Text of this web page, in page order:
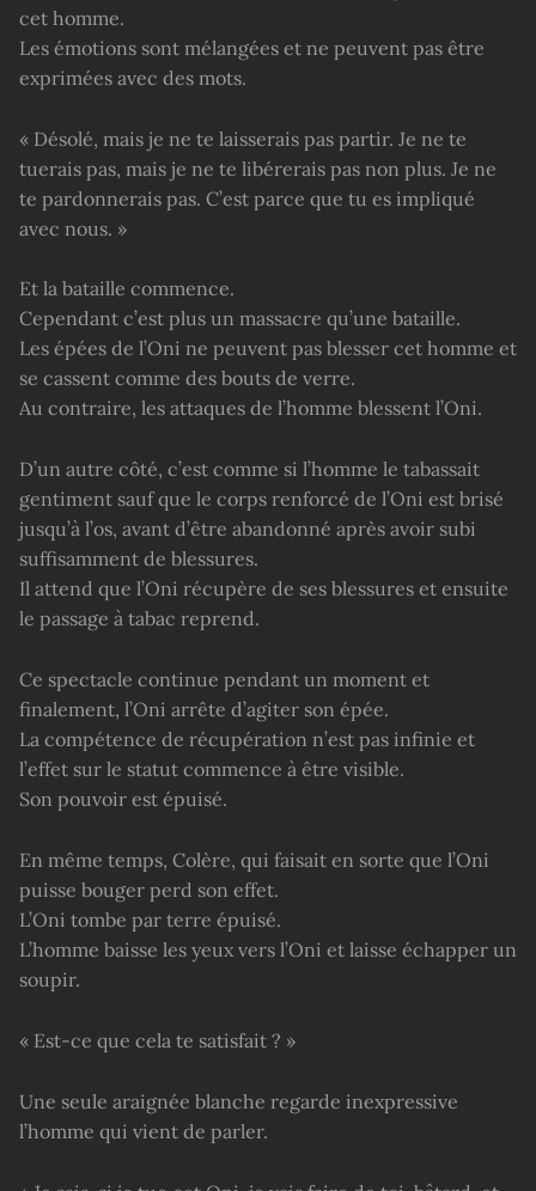
cet homme.
Les émotions sont mélangées et ne peuvent pas être
exprimées avec des mots.
« Désolé, mais je ne te laisserais pas partir. Je ne te
tuerais pas, mais je ne te libérerais pas non plus. Je ne
te pardonnerais pas. C’est parce que tu es impliqué
avec nous. »
Et la bataille commence.
Cependant c’est plus un massacre qu’une bataille.
Les épées de l’Oni ne peuvent pas blesser cet homme et
se cassent comme des bouts de verre.
Au contraire, les attaques de l’homme blessent l’Oni.
D’un autre côté, c’est comme si l’homme le tabassait
gentiment sauf que le corps renforcé de l’Oni est brisé
jusqu’à l’os, avant d’être abandonné après avoir subi
suffisamment de blessures.
Il attend que l’Oni récupère de ses blessures et ensuite
le passage à tabac reprend.
Ce spectacle continue pendant un moment et
finalement, l’Oni arrête d’agiter son épée.
La compétence de récupération n’est pas infinie et
l’effet sur le statut commence à être visible.
Son pouvoir est épuisé.
En même temps, Colère, qui faisait en sorte que l’Oni
puisse bouger perd son effet.
L’Oni tombe par terre épuisé.
L’homme baisse les yeux vers l’Oni et laisse échapper un
soupir.
« Est-ce que cela te satisfait ? »
Une seule araignée blanche regarde inexpressive
l’homme qui vient de parler.